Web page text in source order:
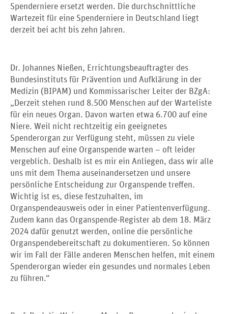
Spenderniere ersetzt werden. Die durchschnittliche
Wartezeit für eine Spenderniere in Deutschland liegt
derzeit bei acht bis zehn Jahren.
Dr. Johannes Nießen, Errichtungsbeauftragter des
Bundesinstituts für Prävention und Aufklärung in der
Medizin (BIPAM) und Kommissarischer Leiter der BZgA:
„Derzeit stehen rund 8.500 Menschen auf der Warteliste
für ein neues Organ. Davon warten etwa 6.700 auf eine
Niere. Weil nicht rechtzeitig ein geeignetes
Spenderorgan zur Verfügung steht, müssen zu viele
Menschen auf eine Organspende warten – oft leider
vergeblich. Deshalb ist es mir ein Anliegen, dass wir alle
uns mit dem Thema auseinandersetzen und unsere
persönliche Entscheidung zur Organspende treffen.
Wichtig ist es, diese festzuhalten, im
Organspendeausweis oder in einer Patientenverfügung.
Zudem kann das Organspende-Register ab dem 18. März
2024 dafür genutzt werden, online die persönliche
Organspendebereitschaft zu dokumentieren. So können
wir im Fall der Fälle anderen Menschen helfen, mit einem
Spenderorgan wieder ein gesundes und normales Leben
zu führen.“